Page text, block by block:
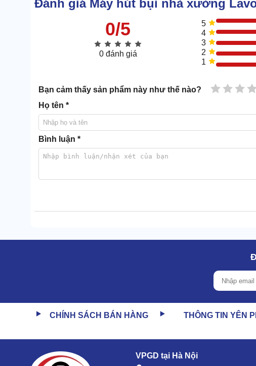
Công suất vận hành của Lavor THOR 280IF cũng cực Pro,
Năng lượng nguồn khỏe khoắn này đã giúp tối ưu lưu
Làm sạch hoàn hảo
Với sức hút lên tới 90l/giây và áp lực chạm ngưỡng
loại bụi nhà xưởng.
Đánh giá Máy hút bụi nhà xưởng
0/5
0 đánh giá
5
4
3
2
1
Bạn cảm thấy sản phẩm này như thế nào? 4
3
2 sao
1 sao
Họ tên *
Bình luận *
CHÍNH SÁCH BÁN HÀNG THÔNG TIN YÊN
VPGD tại Hà Nội